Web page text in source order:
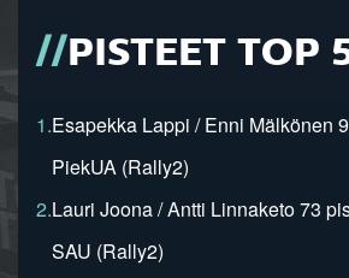
PISTEET TOP
1.Esapekka Lappi / Enni Mälkönen
PiekUA (Rally2)
2.Lauri Joona / Antti Linnaketo 73
SAU (Rally2)